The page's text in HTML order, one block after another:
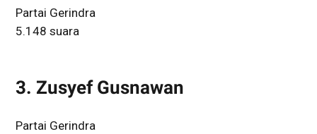
Partai Gerindra
5.148 suara
3. Zusyef Gusnawan
Partai Gerindra